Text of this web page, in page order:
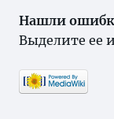
Нашли
Выделите ее